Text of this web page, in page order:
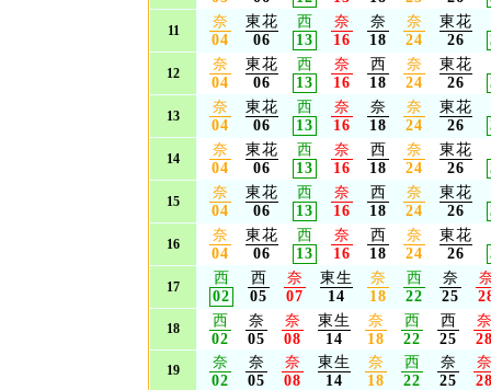
11
奈
04
東花
06
西
13
奈
16
奈
18
奈
24
東花
26
12
奈
04
東花
06
西
13
奈
16
西
18
奈
24
東花
26
13
奈
04
東花
06
西
13
奈
16
奈
18
奈
24
東花
26
14
奈
04
東花
06
西
13
奈
16
西
18
奈
24
東花
26
15
奈
04
東花
06
西
13
奈
16
西
18
奈
24
東花
26
16
奈
04
東花
06
西
13
奈
16
西
18
奈
24
東花
26
17
西
02
西
05
奈
07
東生
14
奈
18
西
22
奈
25
18
西
02
奈
05
奈
08
東生
14
奈
18
西
22
西
25
19
奈
02
奈
05
奈
08
東生
14
奈
18
西
22
奈
25